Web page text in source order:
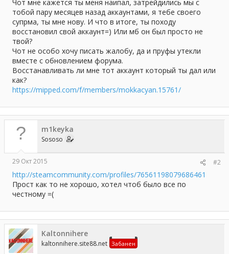
Чот мне кажется ты меня наипал, затрейдились мы с
тобой пару месяцев назад аккаунтами, я тебе своего
супрма, ты мне нову. И что в итоге, ты походу
восстановил свой аккаунт=) Или мб он был просто не
твой?
Чот не особо хочу писать жалобу, да и пруфы утекли
вместе с обновлением форума.
Восстанавливать ли мне тот аккаунт который ты дал или
как?
https://mipped.com/f/members/mokkacyan.15761/
m1keyka
Sososo
29 Окт 2015 #2
http://steamcommunity.com/profiles/76561198079686461
Прост как то не хорошо, хотел чтоб было все по
честному =(
Kaltonnihere
kaltonnihere.site88.net Забанен